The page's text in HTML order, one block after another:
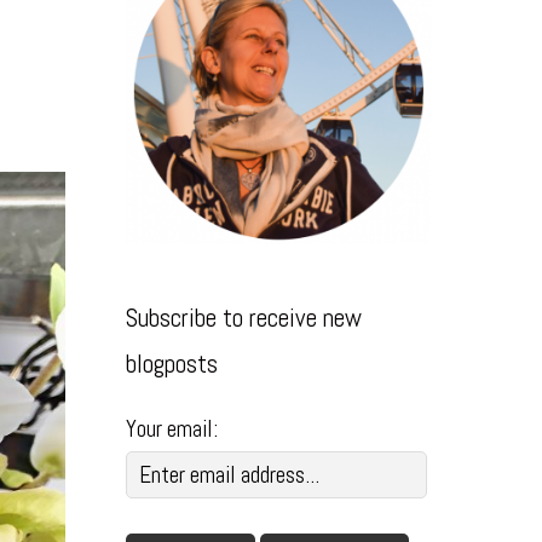
Subscribe to receive new
blogposts
Your email: